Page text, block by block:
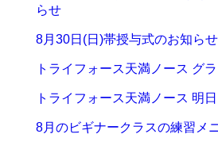
らせ
8月30日(日)帯授与式のお知らせ
トライフォース天満ノース グ
トライフォース天満ノース 明
8月のビギナークラスの練習メ